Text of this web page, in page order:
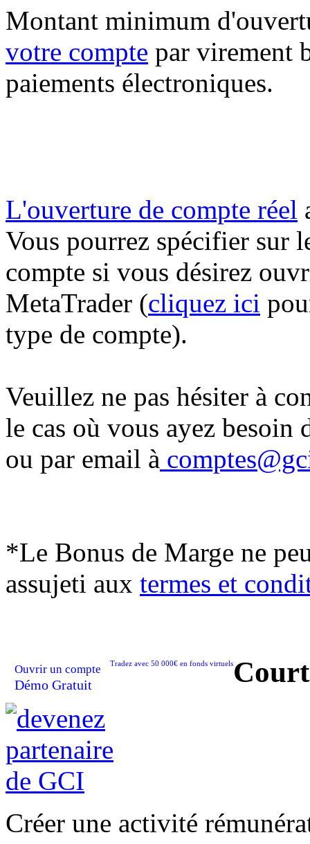
Montant minimum
votre compte par virement
paiements électroniques.
L'ouverture de compte réel
Vous pourrez spécifier sur
compte si vous désirez
MetaTrader (cliquez ici
type de compte).
Veuillez ne pas hésiter à
le cas où vous ayez besoin
ou par email à
*Le Bonus de Marge ne
assujeti aux termes et
Ouvrir un compte
Démo Gratuit
Tradez avec 50 000€ en fonds virtuels
Créer une activité